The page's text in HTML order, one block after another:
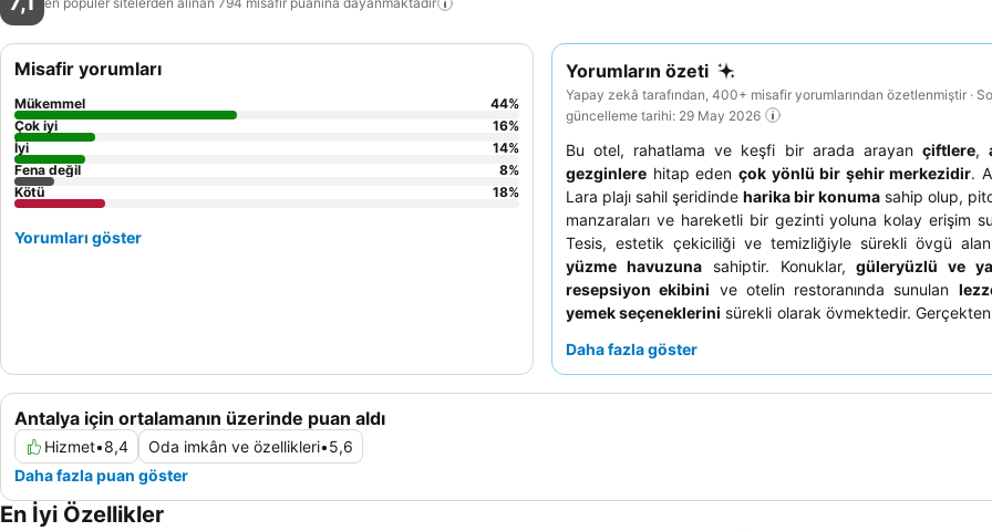
Yorumların özeti
Yapay zekâ tarafından, 400+ misafir yorumlarından özetlenmiştir ·
güncelleme tarihi: 29 May 2026
Bu otel, rahatlama ve keşfi bir arada arayan çiftlere,
gezginlere hitap eden çok yönlü bir şehir merkezidir.
Lara plajı sahil şeridinde harika bir konuma sahip olup,
manzaraları ve hareketli bir gezinti yoluna kolay erişim
Tesis, estetik çekiciliği ve temizliğiyle sürekli övgü alan
yüzme havuzunasahiptir. Konuklar,güleryüzlü ve
resepsiyon ekibini ve otelin restoranında sunulan
yemek seçeneklerini sürekli olarak övmektedir.
çıkarmak üzeredeniz manzaralı
Daha fazla göster
Antalya için ortalamanın üzerinde puan aldı
Hizmet•8,4 Oda imkân ve özellikleri•5,6
Daha fazla puan göster
Misafir yorumları
Mükemmel 44%
Çok iyi
16%
İyi
14%
Fena değil
8%
Kötü
18%
Yorumları göster
En İyi Özellikler